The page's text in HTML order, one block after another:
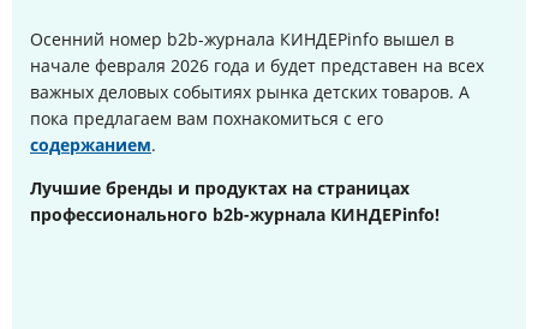
Осенний номер b2b-журнала КИНДЕРinfo вышел в
начале февраля 2026 года и будет представен на всех
важных деловых событиях рынка детских товаров. А
пока предлагаем вам похнакомиться с его
содержанием.
Лучшие бренды и продуктах на страницах
профессионального b2b-журнала КИНДЕРinfo!